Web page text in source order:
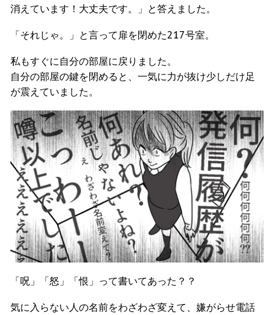
消えています！大丈夫です。」と答えました。
「それじゃ。」と言って扉を閉めた217号室。
私もすぐに自分の部屋に戻りました。
自分の部屋の鍵を閉めると、一気に力が抜け少しだけ足
が震えていました。
「呪」「怒」「恨」って書いてあった？？
気に入らない人の名前をわざわざ変えて、嫌がらせ電話